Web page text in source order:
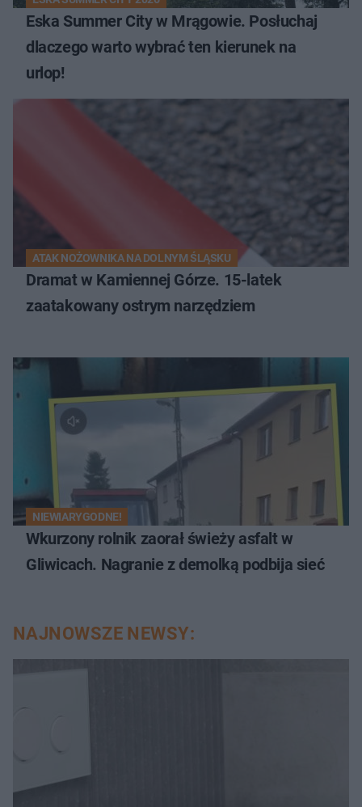
Eska Summer City w Mrągowie. Posłuchaj
dlaczego warto wybrać ten kierunek na
urlop!
ATAK NOŻOWNIKA NA DOLNYM ŚLĄSKU
Dramat w Kamiennej Górze. 15-latek
zaatakowany ostrym narzędziem
NIEWIARYGODNE!
Wkurzony rolnik zaorał świeży asfalt w
Gliwicach. Nagranie z demolką podbija sieć
NAJNOWSZE NEWSY: